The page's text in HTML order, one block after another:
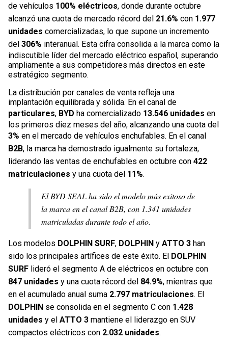
de vehículos 100% eléctricos, donde durante octubre
alcanzó una cuota de mercado récord del 21.6% con 1.977
unidades comercializadas, lo que supone un incremento
del 306% interanual. Esta cifra consolida a la marca como la
indiscutible líder del mercado eléctrico español, superando
ampliamente a sus competidores más directos en este
estratégico segmento.
La distribución por canales de venta refleja una
implantación equilibrada y sólida. En el canal de
particulares, BYD ha comercializado 13.546 unidades en
los primeros diez meses del año, alcanzando una cuota del
3% en el mercado de vehículos enchufables. En el canal
B2B, la marca ha demostrado igualmente su fortaleza,
liderando las ventas de enchufables en octubre con 422
matriculaciones y una cuota del 11%.
El BYD SEAL ha sido el modelo más exitoso de
la marca en el canal B2B, con 1.341 unidades
matriculadas durante todo el año.
Los modelos DOLPHIN SURF, DOLPHIN y ATTO 3 han
sido los principales artífices de este éxito. El DOLPHIN
SURF lideró el segmento A de eléctricos en octubre con
847 unidades y una cuota récord del 84.9%, mientras que
en el acumulado anual suma 2.797 matriculaciones. El
DOLPHIN se consolida en el segmento C con 1.428
unidades y el ATTO 3 mantiene el liderazgo en SUV
compactos eléctricos con 2.032 unidades.